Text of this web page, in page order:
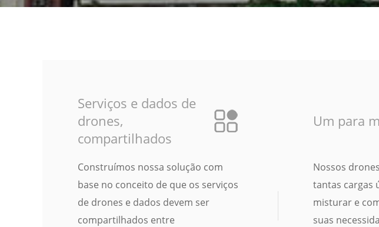
Serviços e dados de
drones,
compartilhados
Construímos nossa solução com
base no conceito de que os serviços
de drones e dados devem ser
compartilhados entre
Um para
Nossos
tantas cargas
misturar e
suas